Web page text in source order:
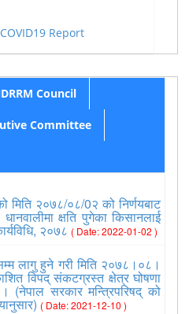
Report
Council
Committee
मिति २०७८/०८/0२ को निर्णयबाट
क्षति पुगेका किसानलाई
२०७८ ( Date: 2022-01-02 )
लागु हुने गरी मिति २०७८।०८।
विपद् संकटग्रस्त क्षेत्र घोषणा
(नेपाल सरकार मन्त्रिपरिषद् को
( Date: 2021-12-10 )